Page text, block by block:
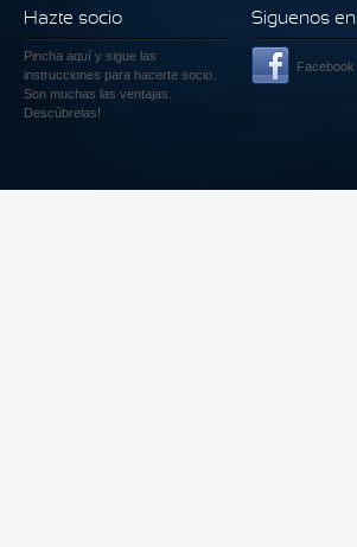
Hazte socio
Pincha aquí y sigue las
instrucciones para hacerte socio.
Son muchas las ventajas.
Descúbrelas!
Siguenos en
Facebook